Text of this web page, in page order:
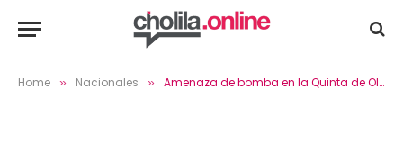
Home » Nacionales » Amenaza de bomba en la Quinta de Olivos: una brigada trabaja en el lugar